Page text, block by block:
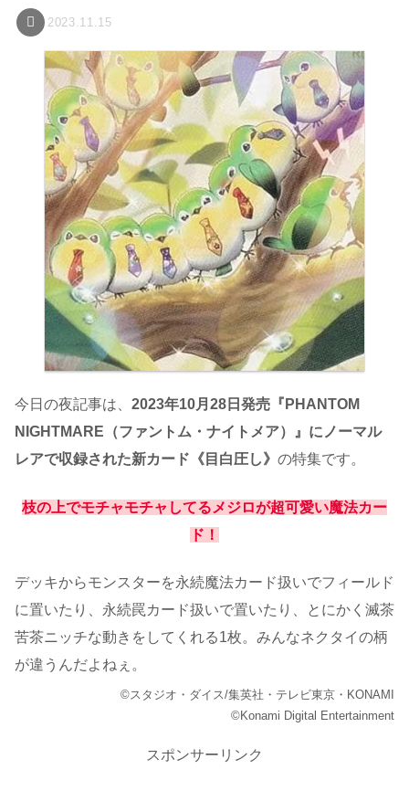
2023.11.15
今日の夜記事は、 2023年10月28日発売『PHANTOM
NIGHTMARE（ファントム・ナイトメア）』にノーマル
レアで収録された新カード《目白圧し》 の特集です。
枝の上でモチャモチャしてるメジロが超可愛い魔法カー
ド！
デッキからモンスターを永続魔法カード扱いでフィールド
に置いたり、永続罠カード扱いで置いたり、とにかく滅茶
苦茶ニッチな動きをしてくれる1枚。みんなネクタイの柄
が違うんだよねぇ。
©スタジオ・ダイス/集英社・テレビ東京・KONAMI
©Konami Digital Entertainment
スポンサーリンク